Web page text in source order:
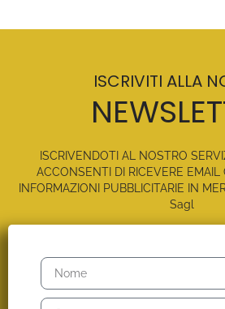
ISCRIVITI ALLA
ISCRIVENDOTI AL NOSTRO
ACCONSENTI DI RICEVERE
INFORMAZIONI PUBBLICITARIE IN
Sagl